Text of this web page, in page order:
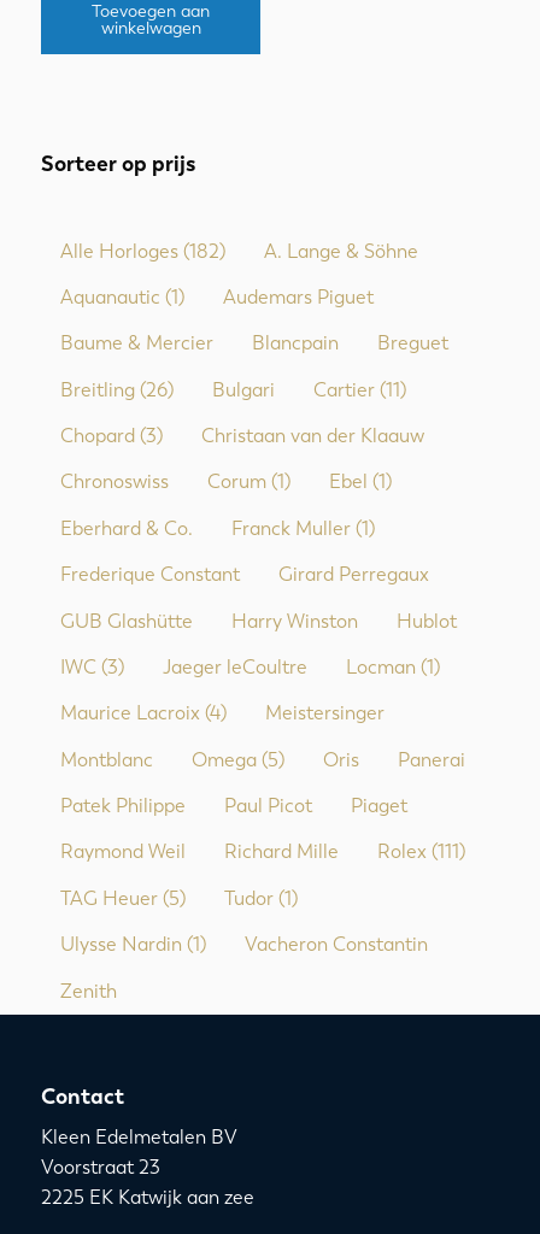
Sorteer op prijs
Alle Horloges (182) A. Lange & Söhne
Aquanautic (1) Audemars Piguet
Baume & Mercier Blancpain Breguet
Breitling (26) Bulgari Cartier (11)
Chopard (3) Christaan van der Klaauw
Chronoswiss Corum (1) Ebel (1)
Eberhard & Co. Franck Muller (1)
Frederique Constant Girard Perregaux
GUB Glashütte Harry Winston Hublot
IWC (3) Jaeger leCoultre Locman (1)
Maurice Lacroix (4) Meistersinger
Montblanc Omega (5) Oris Panerai
Patek Philippe Paul Picot Piaget
Raymond Weil Richard Mille Rolex (111)
TAG Heuer (5) Tudor (1)
Ulysse Nardin (1) Vacheron Constantin
Zenith
Toevoegen aan
winkelwagen
Contact
Kleen Edelmetalen BV
Voorstraat 23
2225 EK Katwijk aan zee